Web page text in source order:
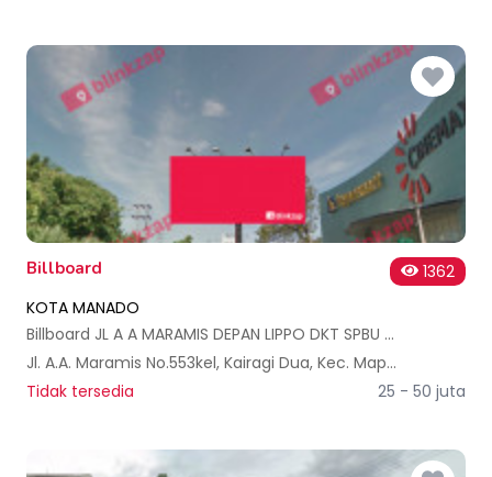
Billboard
1362
KOTA MANADO
Billboard JL A A MARAMIS DEPAN LIPPO DKT SPBU (B)
Jl. A.A. Maramis No.553kel, Kairagi Dua, Kec. Mapanget, Kota Manado, Sulawesi Utara, Indonesia
Tidak tersedia
25 - 50 juta